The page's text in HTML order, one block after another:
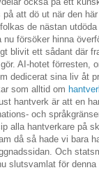
på att dö ut när den
de nästan
nu försöker hinna
blivit ett sådant där
AI-hotet förresten,
dedicerat sina liv åt
som alltid om
hantverk är att en
och
alla hantverkare på
då så hade vi bara
Och
slutsvamlat för